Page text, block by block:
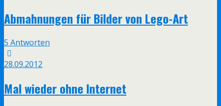
Abmahnungen für Bilder von Lego-Art
5 Antworten
28.09.2012
Mal wieder ohne Internet